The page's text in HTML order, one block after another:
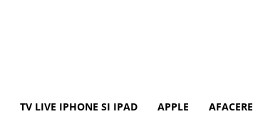
TV LIVE IPHONE SI IPAD APPLE AFACERE